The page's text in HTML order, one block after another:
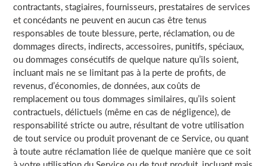
contractants, stagiaires, fournisseurs, prestataires de services
et concédants ne peuvent en aucun cas être tenus
responsables de toute blessure, perte, réclamation, ou de
dommages directs, indirects, accessoires, punitifs, spéciaux,
ou dommages consécutifs de quelque nature qu’ils soient,
incluant mais ne se limitant pas à la perte de profits, de
revenus, d’économies, de données, aux coûts de
remplacement ou tous dommages similaires, qu’ils soient
contractuels, délictuels (même en cas de négligence), de
responsabilité stricte ou autre, résultant de votre utilisation
de tout service ou produit provenant de ce Service, ou quant
à toute autre réclamation liée de quelque manière que ce soit